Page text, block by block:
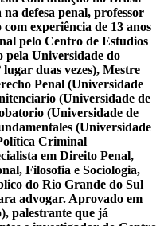
defesa penal, professor
experiência de 13 anos
pelo Centro de Estudios
pela Universidade do
duas vezes), Mestre
Penal (Universidade
(Universidade de
(Universidade de
(Universidade
Criminal
em Direito Penal,
Filosofia e Sociologia,
do Rio Grande do Sul
advogar. Aprovado em
palestrante que já